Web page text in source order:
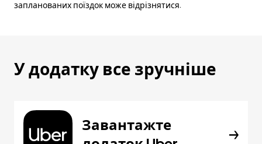
запланованих поїздок може відрізнятися.
У додатку все зручніше
Завантажте